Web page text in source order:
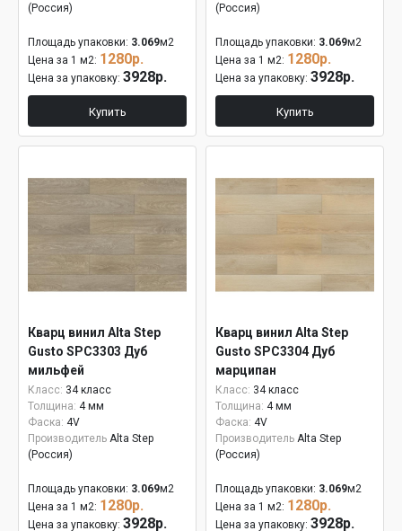
(Россия)
Площадь упаковки: 3.069м2
Цена за 1 м2: 1280р.
Цена за упаковку: 3928р.
Купить
(Россия)
Площадь упаковки: 3.069м2
Цена за 1 м2: 1280р.
Цена за упаковку: 3928р.
Купить
Кварц винил Alta Step
Gusto SPC3303 Дуб
мильфей
Класс: 34 класс
Толщина: 4 мм
Фаска: 4V
Производитель Alta Step
(Россия)
Площадь упаковки: 3.069м2
Цена за 1 м2: 1280р.
Цена за упаковку: 3928р.
Кварц винил Alta Step
Gusto SPC3304 Дуб
марципан
Класс: 34 класс
Толщина: 4 мм
Фаска: 4V
Производитель Alta Step
(Россия)
Площадь упаковки: 3.069м2
Цена за 1 м2: 1280р.
Цена за упаковку: 3928р.